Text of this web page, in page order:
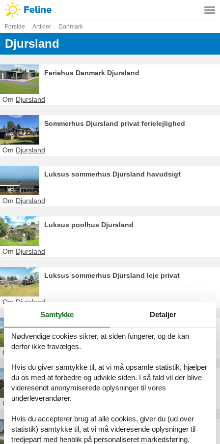
Forside Artikler Danmark
Djursland
Feriehus Danmark Djursland
Om Djursland
Sommerhus Djursland privat ferielejlighed
Om Djursland
Luksus sommerhus Djursland havudsigt
Om Djursland
Luksus poolhus Djursland
Om Djursland
Luksus sommerhus Djursland leje privat
Om Djursland
Sommerhus Djursland privat swimmingpool
Om
Sommerhus Djursland privat stort
OmDjursland
Sommerhus Djursland poolhus
Samtykke Detaljer
Nødvendige cookies sikrer, at siden fungerer, og de kan
derfor ikke fravælges.
Hvis du giver samtykke til, at vi må opsamle statistik, hjælper
du os med at forbedre og udvikle siden. I så fald vil der blive
videresendt anonymiserede oplysninger til vores
underleverandører.
Hvis du accepterer brug af alle cookies, giver du (ud over
statistik) samtykke til, at vi må videresende oplysninger til
tredjepart med henblik på personaliseret markedsføring.